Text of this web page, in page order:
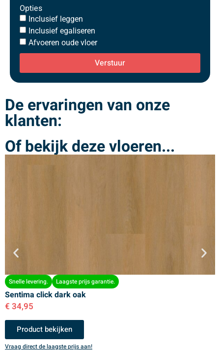
Opties
Inclusief leggen
Inclusief egaliseren
Afvoeren oude vloer
Verstuur
De ervaringen van onze
klanten:
Of bekijk deze vloeren...
Snelle levering. Laagste prijs garantie.
Sentima click dark oak
€ 34,95
Product bekijken
Vraag direct de laagste prijs aan!